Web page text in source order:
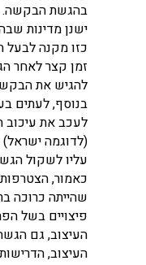
בהגשת הבקשה.
ישנן מדינות
כזו מקנה לבעל
זמן קצר לאחר
להגיש את
בנוסף, לעתים
עליו לשקול
כאמור,
שהייתה כרוכה
פיצויים בשל
העיצוב, גם
העיצוב,